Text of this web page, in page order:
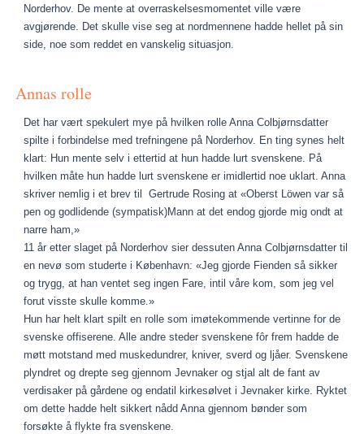
Norderhov. De mente at overraskelsesmomentet ville være
avgjørende. Det skulle vise seg at nordmennene hadde hellet på sin
side, noe som reddet en vanskelig situasjon.
Annas rolle
Det har vært spekulert mye på hvilken rolle Anna Colbjørnsdatter
spilte i forbindelse med trefningene på Norderhov. En ting synes helt
klart: Hun mente selv i ettertid at hun hadde lurt svenskene. På
hvilken måte hun hadde lurt svenskene er imidlertid noe uklart. Anna
skriver nemlig i et brev til Gertrude Rosing at «Oberst Löwen var så
pen og godlidende (sympatisk)Mann at det endog gjorde mig ondt at
narre ham,»
11 år etter slaget på Norderhov sier dessuten Anna Colbjørnsdatter til
en nevø som studerte i København: «Jeg gjorde Fienden så sikker
og trygg, at han ventet seg ingen Fare, intil våre kom, som jeg vel
forut visste skulle komme.»
Hun har helt klart spilt en rolle som imøtekommende vertinne for de
svenske offiserene. Alle andre steder svenskene fôr frem hadde de
møtt motstand med muskedundrer, kniver, sverd og ljåer. Svenskene
plyndret og drepte seg gjennom Jevnaker og stjal alt de fant av
verdisaker på gårdene og endatil kirkesølvet i Jevnaker kirke. Ryktet
om dette hadde helt sikkert nådd Anna gjennom bønder som
forsøkte å flykte fra svenskene.